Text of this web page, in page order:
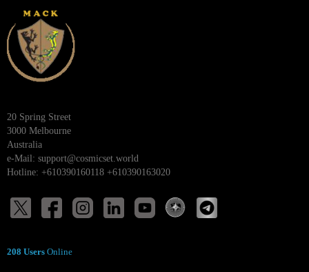
20 Spring Street
3000 Melbourne
Australia
e-Mail: support@cosmicset.world
Hotline: +610390160118 +610390163020
208 Users Online